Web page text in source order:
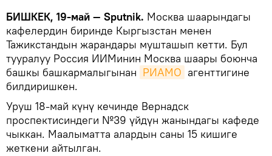
БИШКЕК, 19-май — Sputnik. Москва шаарындагы
кафелердин биринде Кыргызстан менен
Тажикстандын жарандары мушташып кетти. Бул
тууралуу Россия ИИМинин Москва шаары боюнча
башкы башкармалыгынан РИАМО агенттигине
билдиришкен.
Уруш 18-май күнү кечинде Вернадск
проспектисиндеги №39 үйдүн жанындагы кафеде
чыккан. Маалыматта алардын саны 15 кишиге
жеткени айтылган.